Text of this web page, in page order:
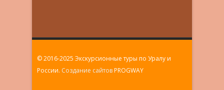
© 2016-2025 Экскурсионные туры по Уралу и
России. Создание сайтовPROGWAY